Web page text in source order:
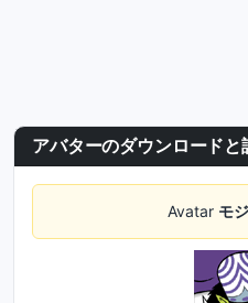
アバターのダウンロードと
Avatar モ